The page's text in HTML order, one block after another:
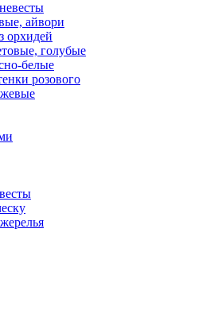
айвори
орхидей
голубые
белые
розового